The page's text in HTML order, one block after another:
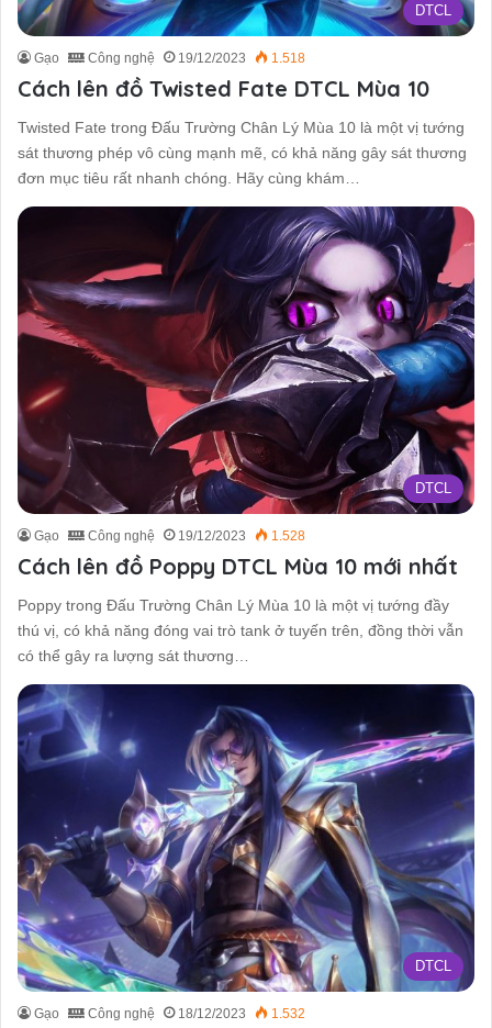
DTCL
Gạo Công nghệ 19/12/2023 1.518
Cách lên đồ Twisted Fate DTCL Mùa 10
Twisted Fate trong Đấu Trường Chân Lý Mùa 10 là một vị tướng
sát thương phép vô cùng mạnh mẽ, có khả năng gây sát thương
đơn mục tiêu rất nhanh chóng. Hãy cùng khám…
DTCL
Gạo Công nghệ 19/12/2023 1.528
Cách lên đồ Poppy DTCL Mùa 10 mới nhất
Poppy trong Đấu Trường Chân Lý Mùa 10 là một vị tướng đầy
thú vị, có khả năng đóng vai trò tank ở tuyến trên, đồng thời vẫn
có thể gây ra lượng sát thương…
DTCL
Gạo Công nghệ 18/12/2023 1.532